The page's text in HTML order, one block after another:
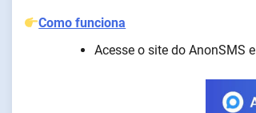
Como funciona
Acesse o site do AnonSMS